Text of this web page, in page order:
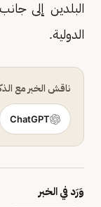
البلدين إلى
الدولية.
ناقش الخبر مع
ChatGPT
وَرَد في الخبر